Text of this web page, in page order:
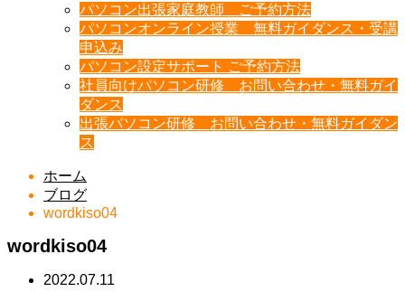
パソコン出張家庭教師 ご予約方法
パソコンオンライン授業 無料ガイダンス・受講
申込み
パソコン設定サポート ご予約方法
社員向けパソコン研修 お問い合わせ・無料ガイ
ダンス
出張パソコン研修 お問い合わせ・無料ガイダン
ス
ホーム
ブログ
wordkiso04
wordkiso04
2022.07.11